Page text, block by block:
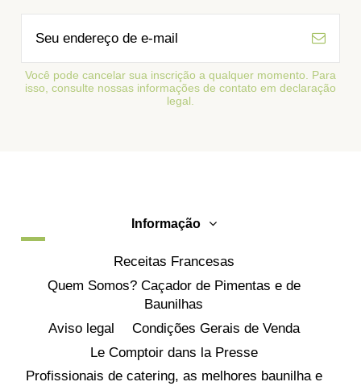
Você pode cancelar sua inscrição a qualquer momento. Para
isso, consulte nossas informações de contato em declaração
legal.
Informação
Receitas Francesas
Quem Somos? Caçador de Pimentas e de
Baunilhas
Aviso legal
Condições Gerais de Venda
Le Comptoir dans la Presse
Profissionais de catering, as melhores baunilha e